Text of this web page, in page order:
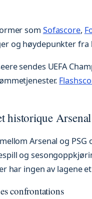
som Sofascore,
og høydepunkter fra
sendes UEFA
historique
Arsenal og
og
har ingen av lagene
confrontations